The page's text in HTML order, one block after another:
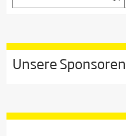
Unsere Sponsoren